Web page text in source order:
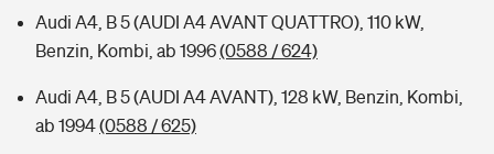
Audi A4, B 5 (AUDI A4 AVANT QUATTRO), 110 kW,
Benzin, Kombi, ab 1996(0588 / 624)
Audi A4, B 5 (AUDI A4 AVANT), 128 kW, Benzin, Kombi,
ab 1994(0588 / 625)